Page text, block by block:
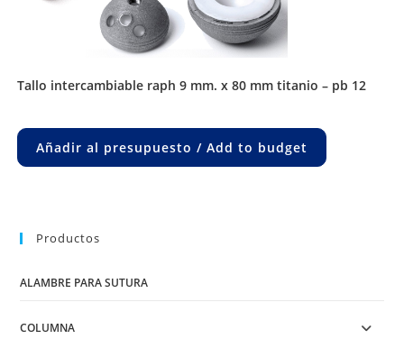
tallo intercambiable raph 9 mm. x 80 mm titanio – pb 12
Añadir al presupuesto / Add to budget
Productos
ALAMBRE PARA SUTURA
COLUMNA